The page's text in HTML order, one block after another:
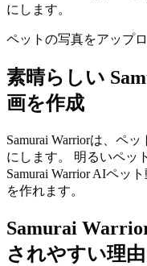
にします。
ペットの写真をアップ
素晴らしい
画を作成
Samurai Warriorは、ペ
にします。 明るいペッ
Samurai Warrior AIペッ
を作れます。
Samurai
されやすい理由